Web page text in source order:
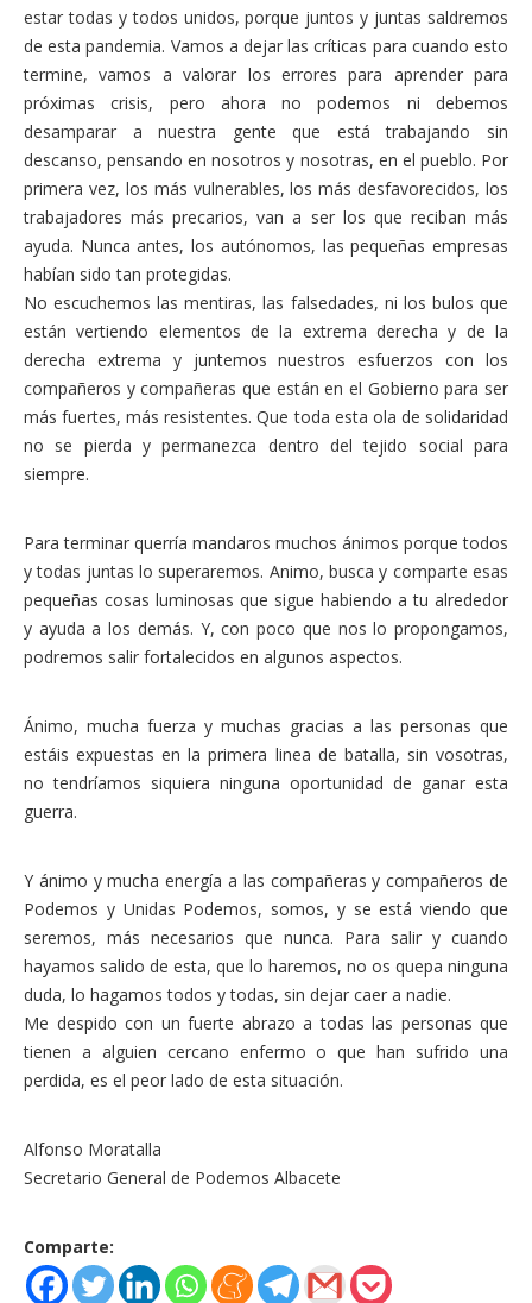
estar todas y todos unidos, porque juntos y juntas saldremos
de esta pandemia. Vamos a dejar las críticas para cuando esto
termine, vamos a valorar los errores para aprender para
próximas crisis, pero ahora no podemos ni debemos
desamparar a nuestra gente que está trabajando sin
descanso, pensando en nosotros y nosotras, en el pueblo. Por
primera vez, los más vulnerables, los más desfavorecidos, los
trabajadores más precarios, van a ser los que reciban más
ayuda. Nunca antes, los autónomos, las pequeñas empresas
habían sido tan protegidas.
No escuchemos las mentiras, las falsedades, ni los bulos que
están vertiendo elementos de la extrema derecha y de la
derecha extrema y juntemos nuestros esfuerzos con los
compañeros y compañeras que están en el Gobierno para ser
más fuertes, más resistentes. Que toda esta ola de solidaridad
no se pierda y permanezca dentro del tejido social para
siempre.
Para terminar querría mandaros muchos ánimos porque todos
y todas juntas lo superaremos. Animo, busca y comparte esas
pequeñas cosas luminosas que sigue habiendo a tu alrededor
y ayuda a los demás. Y, con poco que nos lo propongamos,
podremos salir fortalecidos en algunos aspectos.
Ánimo, mucha fuerza y muchas gracias a las personas que
estáis expuestas en la primera linea de batalla, sin vosotras,
no tendríamos siquiera ninguna oportunidad de ganar esta
guerra.
Y ánimo y mucha energía a las compañeras y compañeros de
Podemos y Unidas Podemos, somos, y se está viendo que
seremos, más necesarios que nunca. Para salir y cuando
hayamos salido de esta, que lo haremos, no os quepa ninguna
duda, lo hagamos todos y todas, sin dejar caer a nadie.
Me despido con un fuerte abrazo a todas las personas que
tienen a alguien cercano enfermo o que han sufrido una
perdida, es el peor lado de esta situación.
Alfonso Moratalla
Secretario General de Podemos Albacete
Comparte: